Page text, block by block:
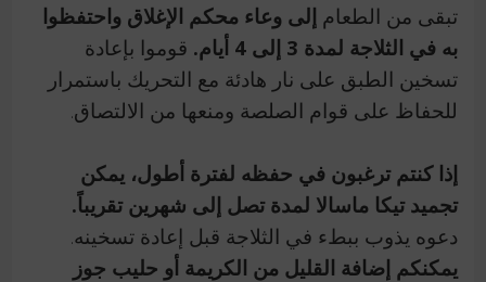
تبقى من الطعام إلى وعاء محكم الإغلاق واحتفظوا
به في الثلاجة لمدة 3 إلى 4 أيام.
قوموا بإعادة
تسخين الطبق على نار هادئة مع التحريك باستمرار
للحفاظ على قوام الصلصة ومنعها من الالتصاق.
إذا كنتم ترغبون في حفظه لفترة أطول، يمكن
تجميد تيكا ماسالا لمدة تصل إلى شهرين تقريباً.
دعوه يذوب ببطء في الثلاجة قبل إعادة تسخينه.
يمكنكم إضافة القليل من الكريمة أو حليب جوز